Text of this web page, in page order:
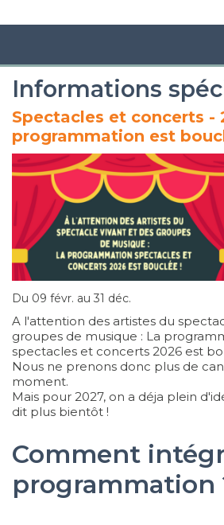
Informations
Spectacles et concerts -
programmation est
Du 09 févr. au 31 déc.
A l'attention des artistes du
groupes de musique : La
spectacles et concerts 2026 est
Nous ne prenons donc plus de
moment.
Mais pour 2027, on a déja plein
dit plus bientôt !
Comment
programmation